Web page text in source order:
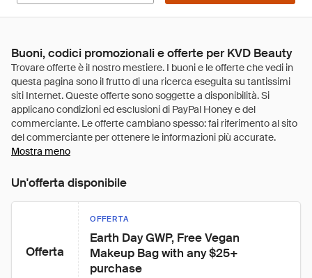
Buoni, codici promozionali e offerte per KVD Beauty
Mostra meno
Un'offerta disponibile
Offerta
OFFERTA
Earth Day GWP, Free Vegan
Makeup Bag with any $25+
purchase